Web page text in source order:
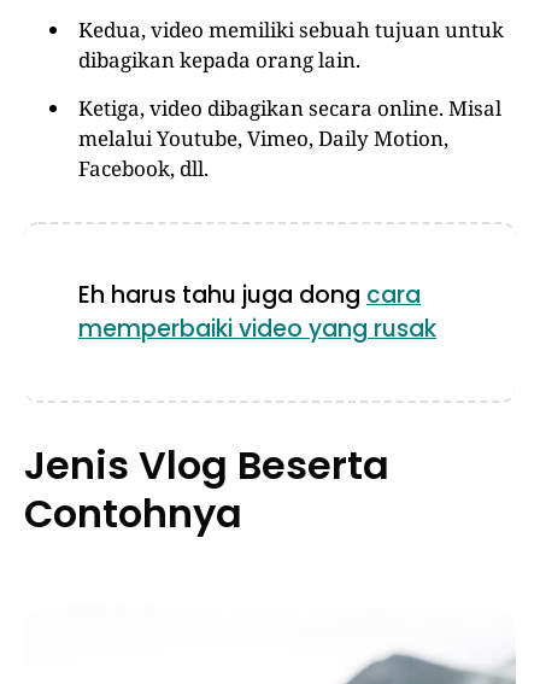
Kedua, video memiliki sebuah tujuan untuk
dibagikan kepada orang lain.
Ketiga, video dibagikan secara online. Misal
melalui Youtube, Vimeo, Daily Motion,
Facebook, dll.
Eh harus tahu juga dong cara
memperbaiki video yang rusak
Jenis Vlog Beserta
Contohnya